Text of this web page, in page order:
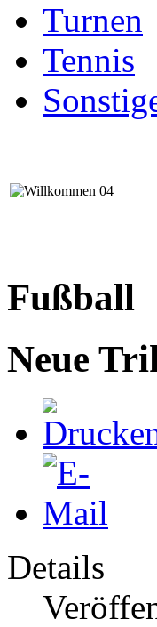
Turnen
Tennis
Fußball
Neue
Details